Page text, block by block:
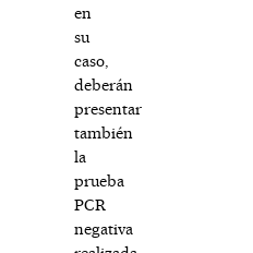
en
su
caso,
deberán
presentar
también
la
prueba
PCR
negativa